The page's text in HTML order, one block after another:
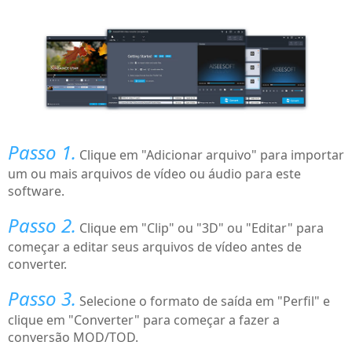
Passo 1. Clique em "Adicionar arquivo" para importar
um ou mais arquivos de vídeo ou áudio para este
software.
Passo 2. Clique em "Clip" ou "3D" ou "Editar" para
começar a editar seus arquivos de vídeo antes de
converter.
Passo 3. Selecione o formato de saída em "Perfil" e
clique em "Converter" para começar a fazer a
conversão MOD/TOD.